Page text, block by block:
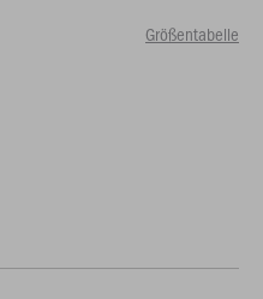
Größentabelle